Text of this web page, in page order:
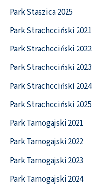
Park Staszica 2025
Park Strachociński 2021
Park Strachociński 2022
Park Strachociński 2023
Park Strachociński 2024
Park Strachociński 2025
Park Tarnogajski 2021
Park Tarnogajski 2022
Park Tarnogajski 2023
Park Tarnogajski 2024